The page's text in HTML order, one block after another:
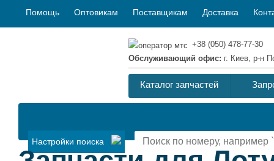
Помощь Оптовикам Поставщикам Доставка
+38 (050) 478-77-30
Обслуживающий офис: г. Киев, р-н
Каталог запчастей
Настройки поиска